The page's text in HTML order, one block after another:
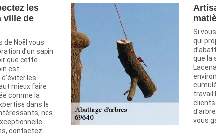
les
ville de
de Noël vous
d’un sapin
que cette
est
les
mieux faire
comme la
dans le
nos
contactez-
Si
qui
que la
travail
clients
vous